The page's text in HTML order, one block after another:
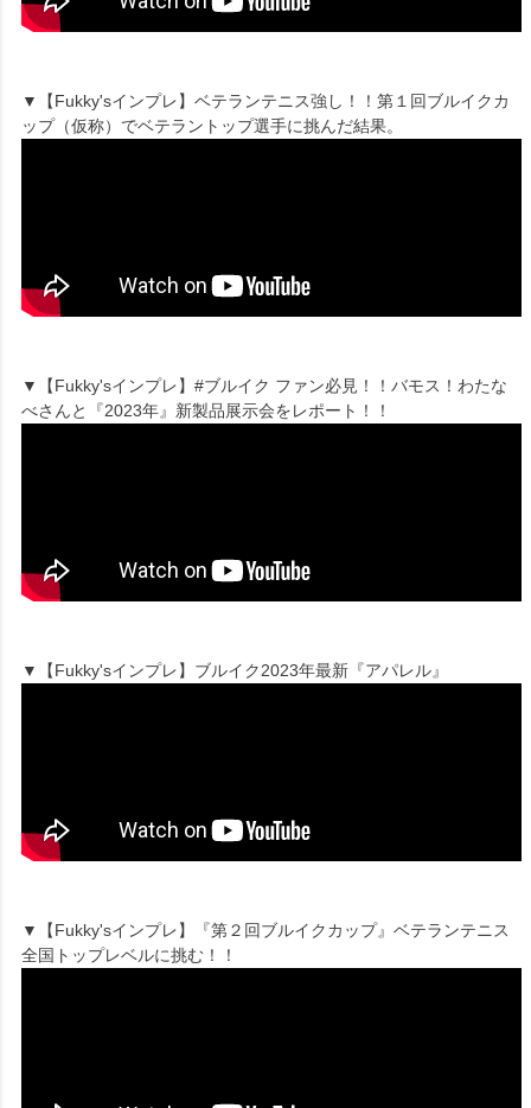
▼【Fukky'sインプレ】ベテランテニス強し！！第１回ブルイクカ
ップ（仮称）でベテラントップ選手に挑んだ結果。
▼【Fukky'sインプレ】#ブルイク ファン必見！！バモス！わたな
べさんと『2023年』新製品展示会をレポート！！
▼【Fukky'sインプレ】ブルイク2023年最新『アパレル』
▼【Fukky'sインプレ】『第２回ブルイクカップ』ベテランテニス
全国トップレベルに挑む！！